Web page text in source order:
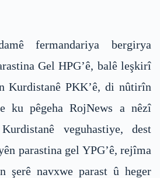
fermandariya bergirya
Gel HPG’ê, balê leşkirî
Kurdistanê PKK’ê, di nûtirîn
ku pêgeha RojNews a nêzî
veguhastiye, dest
parastina gel YPG’ê, rejîma
şerê navxwe parast û heger